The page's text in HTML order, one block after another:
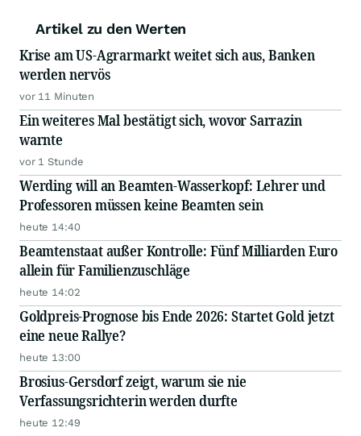
Artikel zu den Werten
Krise am US-Agrarmarkt weitet sich aus, Banken
werden nervös
vor 11 Minuten
Ein weiteres Mal bestätigt sich, wovor Sarrazin
warnte
vor 1 Stunde
Werding will an Beamten-Wasserkopf: Lehrer und
Professoren müssen keine Beamten sein
heute 14:40
Beamtenstaat außer Kontrolle: Fünf Milliarden Euro
allein für Familienzuschläge
heute 14:02
Goldpreis-Prognose bis Ende 2026: Startet Gold jetzt
eine neue Rallye?
heute 13:00
Brosius-Gersdorf zeigt, warum sie nie
Verfassungsrichterin werden durfte
heute 12:49